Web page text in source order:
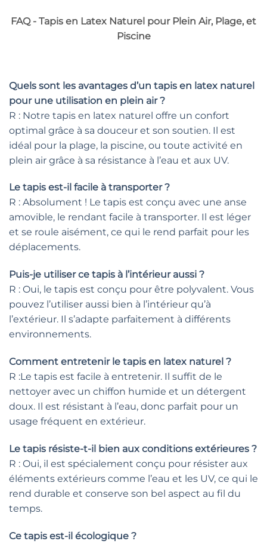
FAQ - Tapis en Latex Naturel pour Plein Air, Plage, et
Piscine
Quels sont les avantages d’un tapis en latex naturel
pour une utilisation en plein air ?
R : Notre tapis en latex naturel offre un confort
optimal grâce à sa douceur et son soutien. Il est
idéal pour la plage, la piscine, ou toute activité en
plein air grâce à sa résistance à l’eau et aux UV.
Le tapis est-il facile à transporter ?
R : Absolument ! Le tapis est conçu avec une anse
amovible, le rendant facile à transporter. Il est léger
et se roule aisément, ce qui le rend parfait pour les
déplacements.
Puis-je utiliser ce tapis à l’intérieur aussi ?
R : Oui, le tapis est conçu pour être polyvalent. Vous
pouvez l’utiliser aussi bien à l’intérieur qu’à
l’extérieur. Il s’adapte parfaitement à différents
environnements.
Comment entretenir le tapis en latex naturel ?
R :Le tapis est facile à entretenir. Il suffit de le
nettoyer avec un chiffon humide et un détergent
doux. Il est résistant à l’eau, donc parfait pour un
usage fréquent en extérieur.
Le tapis résiste-t-il bien aux conditions extérieures ?
R : Oui, il est spécialement conçu pour résister aux
éléments extérieurs comme l’eau et les UV, ce qui le
rend durable et conserve son bel aspect au fil du
temps.
Ce tapis est-il écologique ?